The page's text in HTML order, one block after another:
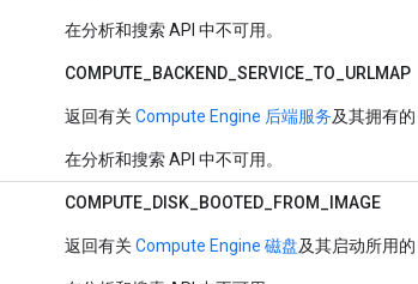
在分析和搜索 API 中不可用。
COMPUTE_ BACKEND_ SERVICE_ TO_ URLMAP
返回有关Compute Engine 后端服务及其拥有的
在分析和搜索 API 中不可用。
COMPUTE_DISK_BOOTED_FROM_IMAGE
返回有关Compute Engine 磁盘及其启动所用的